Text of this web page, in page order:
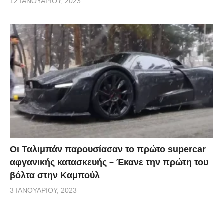
Οι Ταλιμπάν παρουσίασαν το πρώτο supercar
αφγανικής κατασκευής – Έκανε την πρώτη του
βόλτα στην Καμπούλ
3 ΙΑΝΟΥΑΡΊΟΥ, 2023